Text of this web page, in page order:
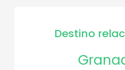
Destino